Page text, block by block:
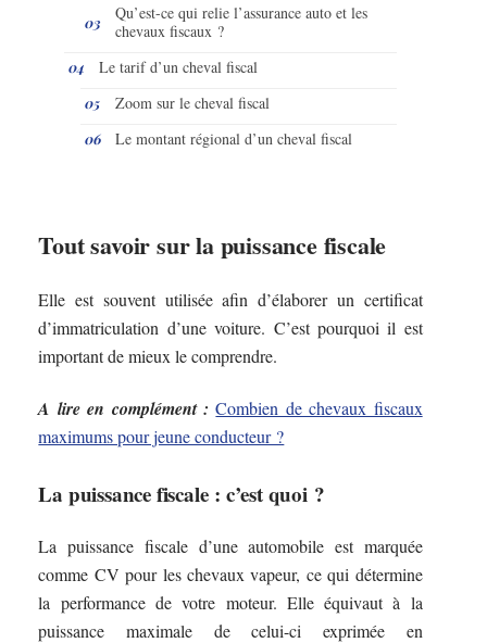
Qu’est-ce qui relie l’assurance auto et les
chevaux fiscaux ?
Le tarif d’un cheval fiscal
Zoom sur le cheval fiscal
Le montant régional d’un cheval fiscal
Tout savoir sur la puissance fiscale
Elle est souvent utilisée afin d’élaborer un certificat
d’immatriculation d’une voiture. C’est pourquoi il est
important de mieux le comprendre.
A lire en complément : Combien de chevaux fiscaux
maximums pour jeune conducteur ?
La puissance fiscale : c’est quoi ?
La puissance fiscale d’une automobile est marquée
comme CV pour les chevaux vapeur, ce qui détermine
la performance de votre moteur. Elle équivaut à la
puissance maximale de celui-ci exprimée en